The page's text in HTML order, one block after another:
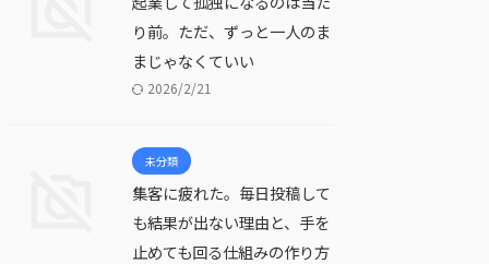
り前。ただ、ずっと一人のま
まじゃなくていい
2026/2/21
未分類
集客に疲れた。毎日投稿して
も結果が出ない理由と、手を
止めても回る仕組みの作り方